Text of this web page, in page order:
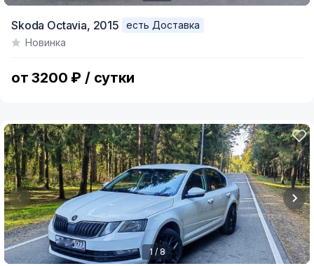
of
Skoda Octavia, 2015
есть Доставка
Новинка
от 3200 ₽ / сутки
1 / 8